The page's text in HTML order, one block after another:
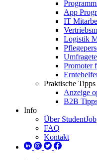
App
IT
Logistik
Promoter
Praktische Tipps
Anzeige
B2B
Info
Über StudentJob
FAQ
Kontakt